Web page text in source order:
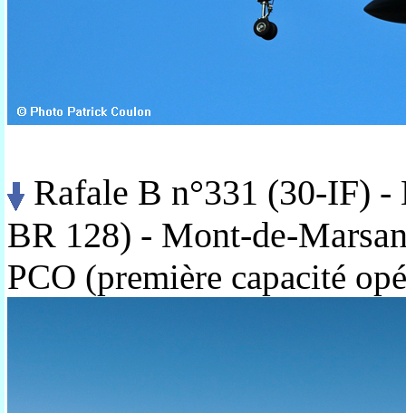
Rafale B n°331 (30-IF) -
BR 128) - Mont-de-
PCO (première capacité